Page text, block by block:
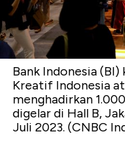
Bank Indonesia
Kreatif Indonesia
menghadirkan
digelar di Hall B,
Juli 2023. (CNBC